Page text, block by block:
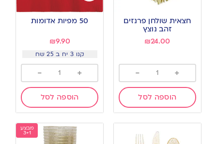
to
wishlist
חצאית שולחן פרנזים
זהב נוצץ
₪24.00
+
-
הוספה לסל
Add
to
wishlist
50 מפיות אדומות
₪9.90
קנו 3 יח ב 25 שח
+
-
הוספה לסל
מבצע
3+1